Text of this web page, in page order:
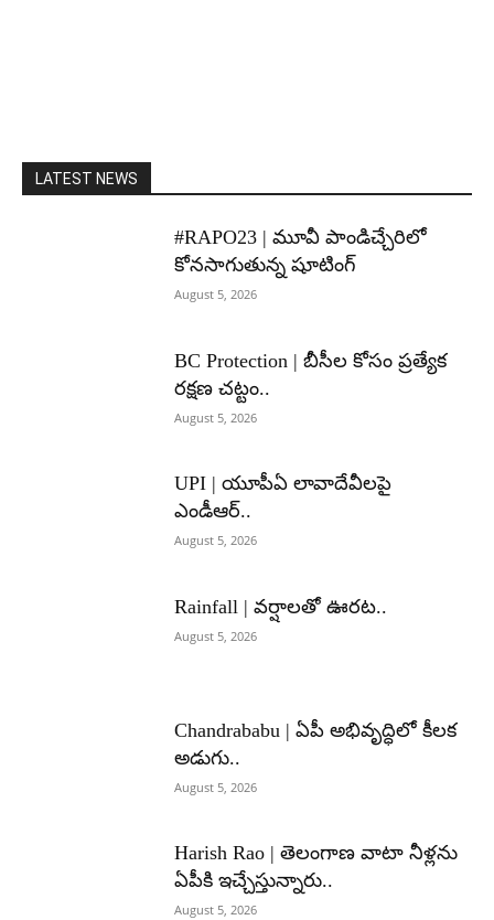
LATEST NEWS
#RAPO23 | మూవీ పాండిచ్చేరిలో
కోనసాగుతున్న షూటింగ్
August 5, 2026
BC Protection | బీసీల కోసం ప్రత్యేక
రక్షణ చట్టం..
August 5, 2026
UPI | యూపీఏ లావాదేవీలపై
ఎండీఆర్..
August 5, 2026
Rainfall | వర్షాలతో ఊరట..
August 5, 2026
Chandrababu | ఏపీ అభివృద్ధిలో కీలక
అడుగు..
August 5, 2026
Harish Rao | తెలంగాణ వాటా నీళ్లను
ఏపీకి ఇచ్చేస్తున్నారు..
August 5, 2026